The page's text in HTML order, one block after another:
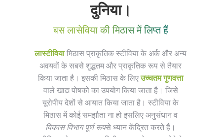
दुनिया।
बस लासेविया की मिठास में लिप्त हैं
लास्टीवियामिठास प्राकृतिक स्टीविया के अर्क और अन्य
अवयवों के सबसे शुद्धतम और प्राकृतिक रूप से तैयार
किया जाता है। इसकी मिठास के लिएउच्चतम गुणवत्ता
वाले खाद्य पोषको का उपयोग किया जाता है। जिसे
यूरोपीय देशों से आयात किया जाता है। स्टीविया के
मिठास में कोई समझौता ना हो इसलिए अनुसंधान व
विकास विभाग पूर्ण रूपसे ध्यान केंद्रित करते हैं।